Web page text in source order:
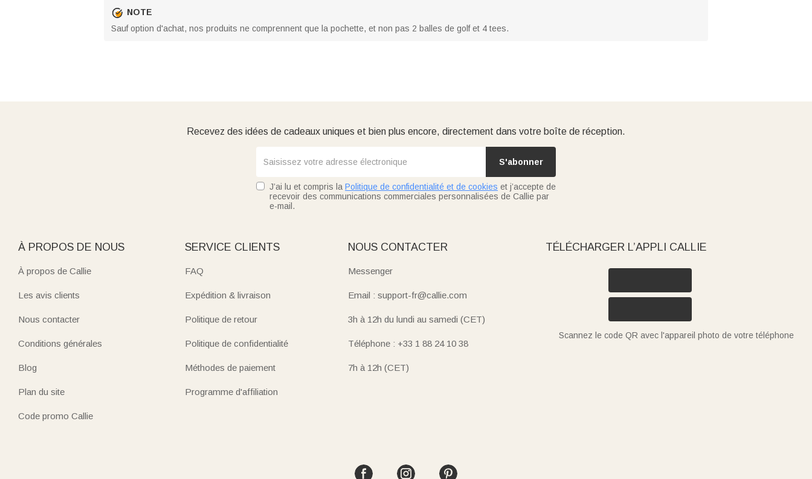
NOTE
Sauf option d'achat, nos produits ne comprennent que la pochette, et non pas 2 balles de golf et 4 tees.
Recevez des idées de cadeaux uniques et bien plus encore, directement dans votre boîte de réception.
S'abonner
J’ai lu et compris la Politique de confidentialité et de cookies et j’accepte de
recevoir des communications commerciales personnalisées de Callie par
e-mail.
À PROPOS DE NOUS
À propos de Callie
Les avis clients
Nous contacter
Conditions générales
Blog
Plan du site
Code promo Callie
SERVICE CLIENTS
FAQ
Expédition & livraison
Politique de retour
Politique de confidentialité
Méthodes de paiement
Programme d'affiliation
NOUS CONTACTER
Messenger
Email : support-fr@callie.com
3h à 12h du lundi au samedi (CET)
Téléphone : +33 1 88 24 10 38
7h à 12h (CET)
TÉLÉCHARGER L’APPLI CALLIE
Scannez le code QR avec l'appareil photo de votre téléphone